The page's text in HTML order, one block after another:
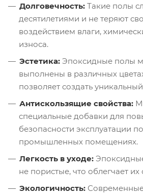
Долговечность: Такие полы
десятилетиями и не теряют
воздействием влаги,
износа.
Эстетика: Эпоксидные полы
выполнены в различных
позволяет создать
Антискользящие свойства:
специальные добавки для
безопасности эксплуатации
промышленных помещениях.
Легкость в уходе:
не пористые, что облегчает их
Экологичность: